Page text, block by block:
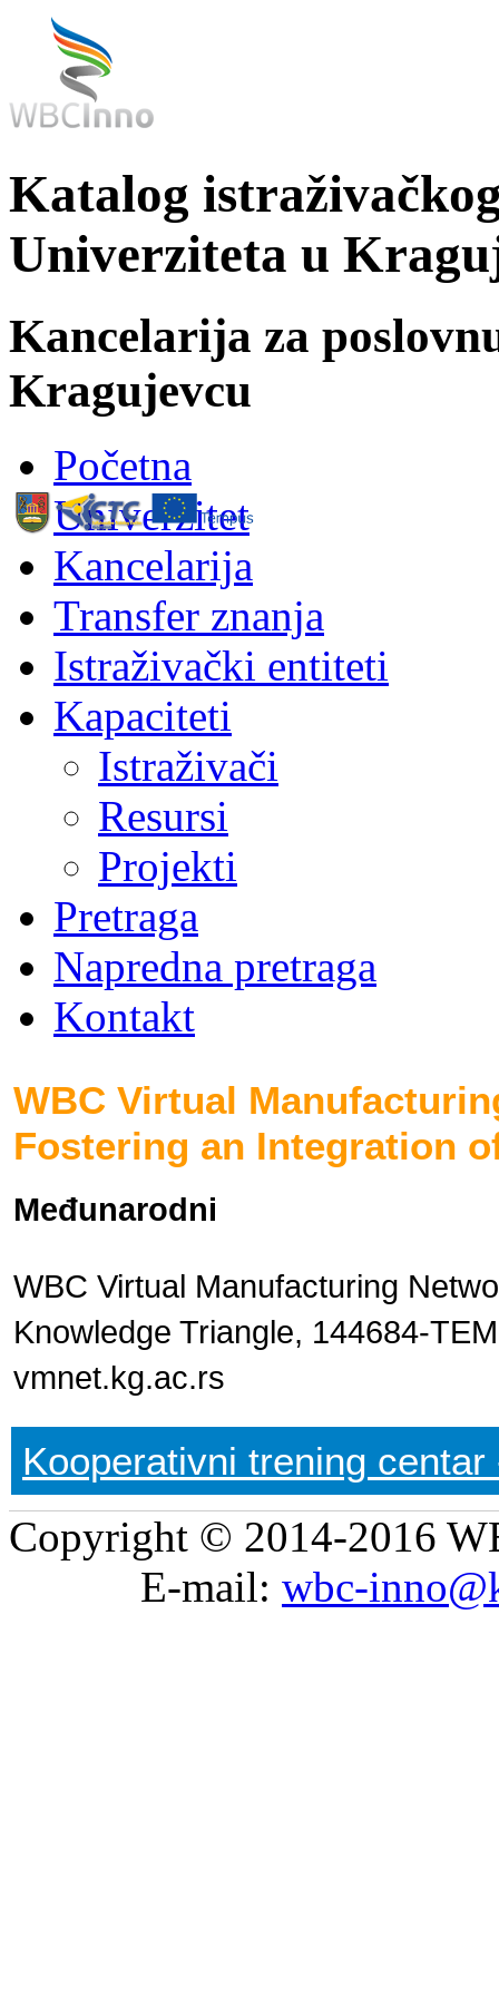
Katalog
Univerziteta u
Kancelarija za
Kragujevcu
Početna
Univerzitet
Kancelarija
Transfer znanja
Istraživački entiteti
Kapaciteti
Istraživači
Resursi
Projekti
Pretraga
Napredna pretraga
Kontakt
WBC Virtual
Fostering an Integration
Međunarodni
WBC Virtual Manufacturing
Knowledge Triangle, 144684-
vmnet.kg.ac.rs
Kooperativni trening centar
Copyright © 2014-2016
E-mail: wbc-